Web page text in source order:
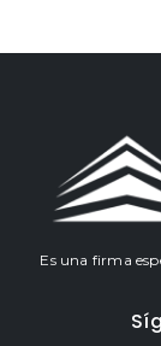
Es una firma